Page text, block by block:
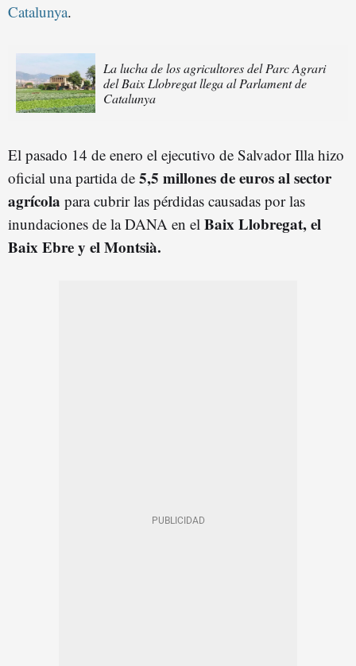
Catalunya.
La lucha de los agricultores del Parc Agrari
del Baix Llobregat llega al Parlament de
Catalunya
El pasado 14 de enero el ejecutivo de Salvador Illa hizo
oficial una partida de 5,5 millones de euros al sector
agrícola para cubrir las pérdidas causadas por las
inundaciones de la DANA en el Baix Llobregat, el
Baix Ebre y el Montsià.